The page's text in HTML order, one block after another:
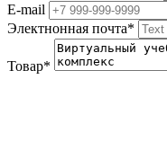
E-mail
Электнонная почта*
Товар*